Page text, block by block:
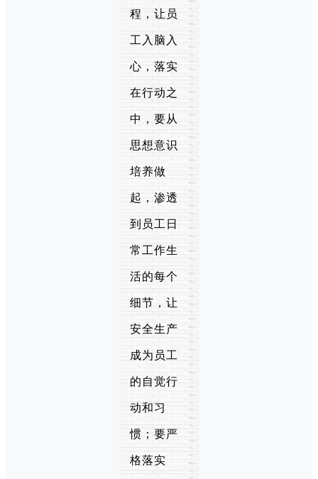
程，让员
工入脑入
心，落实
在行动之
中，要从
思想意识
培养做
起，渗透
到员工日
常工作生
活的每个
细节，让
安全生产
成为员工
的自觉行
动和习
惯；要严
格落实